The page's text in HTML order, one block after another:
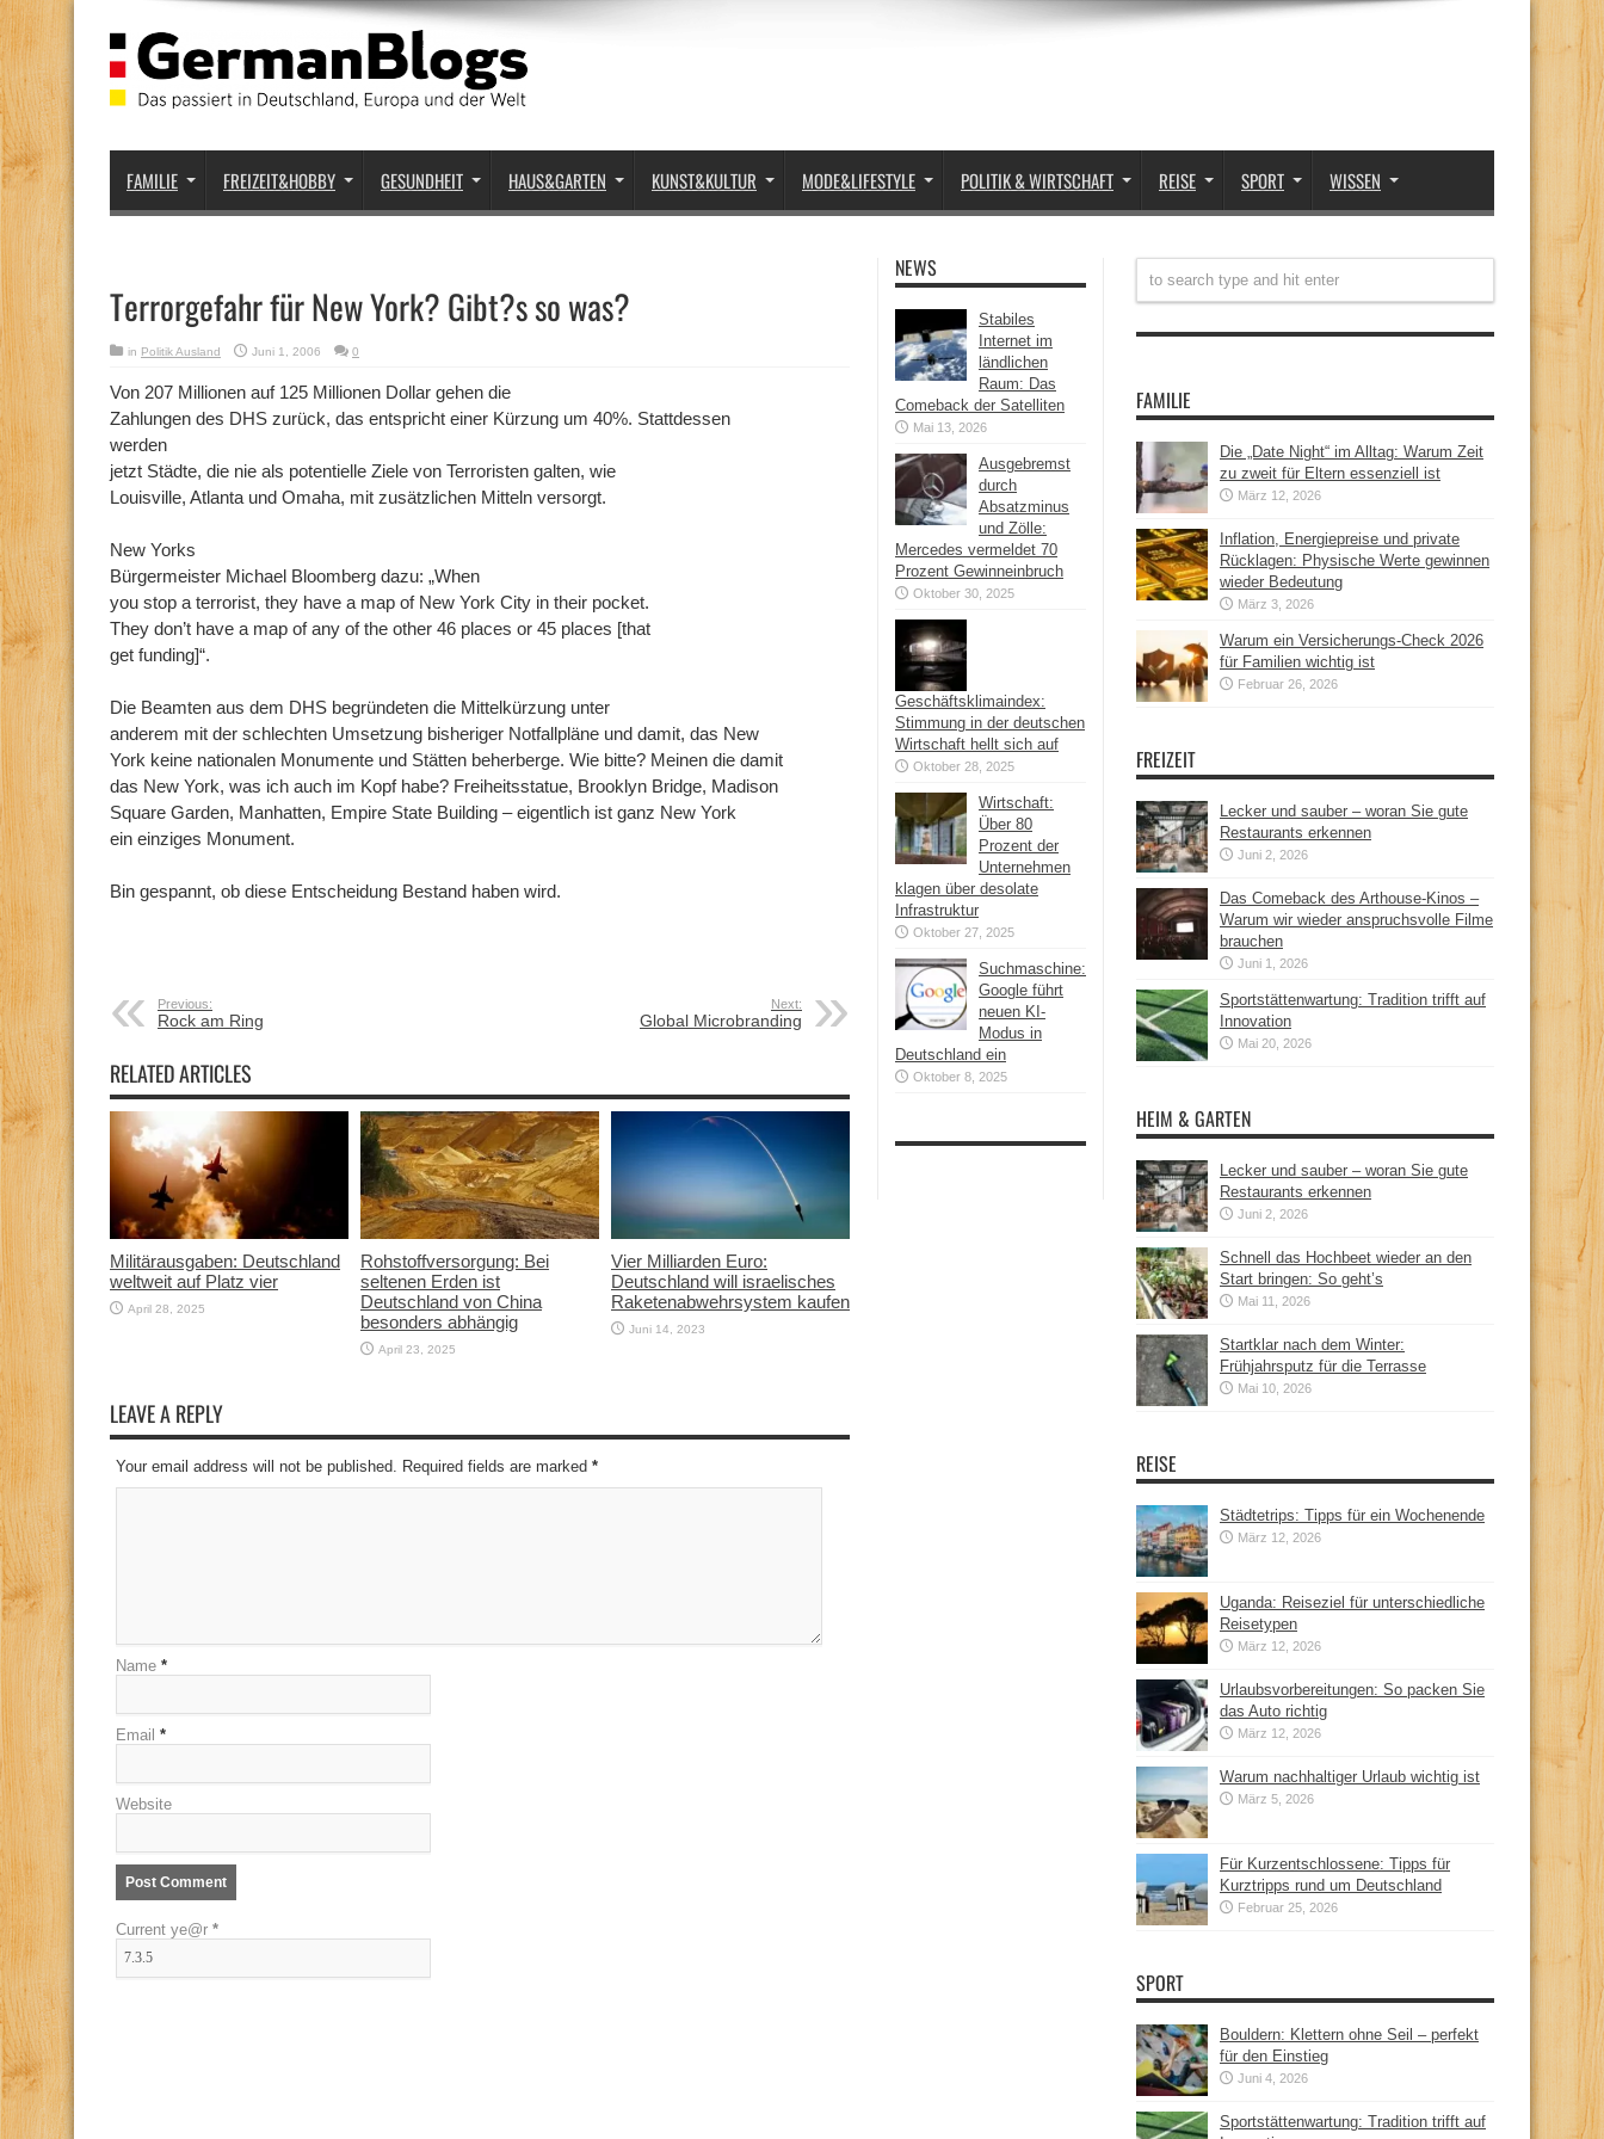
FAMILIE FREIZEIT&HOBBY GESUNDHEIT HAUS&GARTEN KUNST&KULTUR MODE&LIFESTYLE POLITIK & WIRTSCHAFT REISE SPORT WISSEN
Terrorgefahr für New York? Gibt?s so was?
in Politik Ausland Juni 1, 2006 0
Von 207 Millionen auf 125 Millionen Dollar gehen die
Zahlungen des DHS zurück, das entspricht einer Kürzung um 40%. Stattdessen
werden
jetzt Städte, die nie als potentielle Ziele von Terroristen galten, wie
Louisville, Atlanta und Omaha, mit zusätzlichen Mitteln versorgt.
New Yorks
Bürgermeister Michael Bloomberg dazu: „When
you stop a terrorist, they have a map of New York City in their pocket.
They don’t have a map of any of the other 46 places or 45 places [that
get funding]“.
Die Beamten aus dem DHS begründeten die Mittelkürzung unter
anderem mit der schlechten Umsetzung bisheriger Notfallpläne und damit, das New
York keine nationalen Monumente und Stätten beherberge. Wie bitte? Meinen die damit
das New York, was ich auch im Kopf habe? Freiheitsstatue, Brooklyn Bridge, Madison
Square Garden, Manhatten, Empire State Building – eigentlich ist ganz New York
ein einziges Monument.
Bin gespannt, ob diese Entscheidung Bestand haben wird.
Previous:
Rock am Ring
Next:
Global Microbranding
RELATED ARTICLES
Militärausgaben: Deutschland
weltweit auf Platz vier
April 28, 2025
Rohstoffversorgung: Bei
seltenen Erden ist
Deutschland von China
besonders abhängig
April 23, 2025
Vier Milliarden Euro:
Deutschland will israelisches
Raketenabwehrsystem kaufen
Juni 14, 2023
LEAVE A REPLY
Your email address will not be published. Required fields are marked *
Name *
Email *
Website
Current ye@r *
NEWS
Stabiles
Internet im
ländlichen
Raum: Das
Comeback der Satelliten
Mai 13, 2026
Ausgebremst
durch
Absatzminus
und Zölle:
Mercedes vermeldet 70
Prozent Gewinneinbruch
Oktober 30, 2025
Geschäftsklimaindex:
Stimmung in der deutschen
Wirtschaft hellt sich auf
Oktober 28, 2025
Wirtschaft:
Über 80
Prozent der
Unternehmen
klagen über desolate
Infrastruktur
Oktober 27, 2025
Suchmaschine:
Google führt
neuen KI-
Modus in
Deutschland ein
Oktober 8, 2025
FAMILIE
Die „Date Night“ im Alltag: Warum Zeit
zu zweit für Eltern essenziell ist
März 12, 2026
Inflation, Energiepreise und private
Rücklagen: Physische Werte gewinnen
wieder Bedeutung
März 3, 2026
Warum ein Versicherungs-Check 2026
für Familien wichtig ist
Februar 26, 2026
FREIZEIT
Lecker und sauber – woran Sie gute
Restaurants erkennen
Juni 2, 2026
Das Comeback des Arthouse-Kinos –
Warum wir wieder anspruchsvolle Filme
brauchen
Juni 1, 2026
Sportstättenwartung: Tradition trifft auf
Innovation
Mai 20, 2026
HEIM & GARTEN
Lecker und sauber – woran Sie gute
Restaurants erkennen
Juni 2, 2026
Schnell das Hochbeet wieder an den
Start bringen: So geht’s
Mai 11, 2026
Startklar nach dem Winter:
Frühjahrsputz für die Terrasse
Mai 10, 2026
REISE
Städtetrips: Tipps für ein Wochenende
März 12, 2026
Uganda: Reiseziel für unterschiedliche
Reisetypen
März 12, 2026
Urlaubsvorbereitungen: So packen Sie
das Auto richtig
März 12, 2026
Warum nachhaltiger Urlaub wichtig ist
März 5, 2026
Für Kurzentschlossene: Tipps für
Kurztripps rund um Deutschland
Februar 25, 2026
SPORT
Bouldern: Klettern ohne Seil – perfekt
für den Einstieg
Juni 4, 2026
Sportstättenwartung: Tradition trifft auf